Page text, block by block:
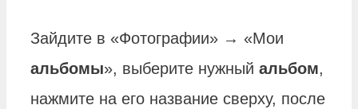
Зайдите в «Фотографии» → «Мои
альбомы», выберите нужный альбом,
нажмите на его название сверху, после